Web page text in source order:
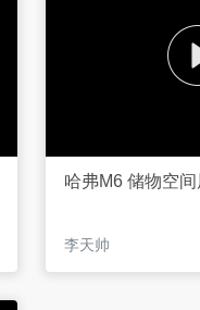
哈弗M6 储物空
李天帅